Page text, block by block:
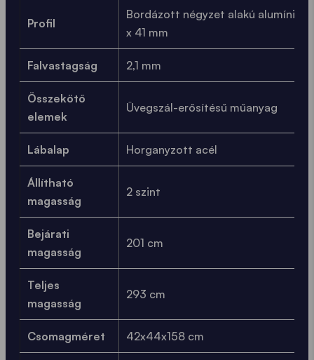
Profil
Bordázott négyzet alakú
x 41 mm
Falvastagság 2,1 mm
Összekötő
elemek
Üvegszál-erősítésű műanyag
Lábalap Horganyzott acél
Állítható
magasság
2 szint
Bejárati
magasság
201 cm
Teljes
magasság
293 cm
Csomagméret 42x44x158 cm